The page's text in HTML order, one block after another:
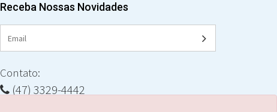
Receba Nossas Novidades
Contato:
(47) 3329-4442